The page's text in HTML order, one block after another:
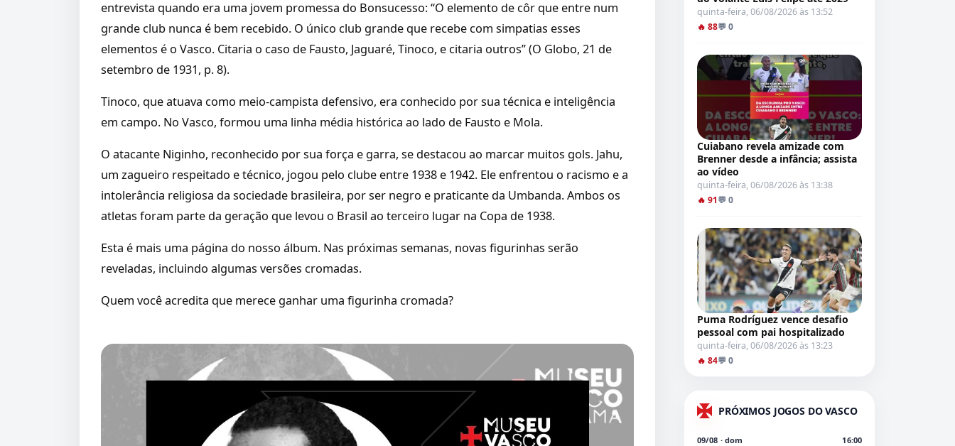
entrevista quando era uma jovem promessa do Bonsucesso: “O elemento de côr que entre num
grande club nunca é bem recebido. O único club grande que recebe com simpatias esses
elementos é o Vasco. Citaria o caso de Fausto, Jaguaré, Tinoco, e citaria outros” (O Globo, 21 de
setembro de 1931, p. 8).
Tinoco, que atuava como meio-campista defensivo, era conhecido por sua técnica e inteligência
em campo. No Vasco, formou uma linha média histórica ao lado de Fausto e Mola.
O atacante Niginho, reconhecido por sua força e garra, se destacou ao marcar muitos gols. Jahu,
um zagueiro respeitado e técnico, jogou pelo clube entre 1938 e 1942. Ele enfrentou o racismo e a
intolerância religiosa da sociedade brasileira, por ser negro e praticante da Umbanda. Ambos os
atletas foram parte da geração que levou o Brasil ao terceiro lugar na Copa de 1938.
Esta é mais uma página do nosso álbum. Nas próximas semanas, novas figurinhas serão
reveladas, incluindo algumas versões cromadas.
Quem você acredita que merece ganhar uma figurinha cromada?
quinta-feira, 06/08/2026 às 13:52
🔥 88💬 0
Cuiabano revela amizade com
Brenner desde a infância; assista
ao vídeo
quinta-feira, 06/08/2026 às 13:38
🔥 91💬 0
Puma Rodríguez vence desafio
pessoal com pai hospitalizado
quinta-feira, 06/08/2026 às 13:23
🔥 84💬 0
PRÓXIMOS JOGOS DO VASCO
09/08 · dom 16:00